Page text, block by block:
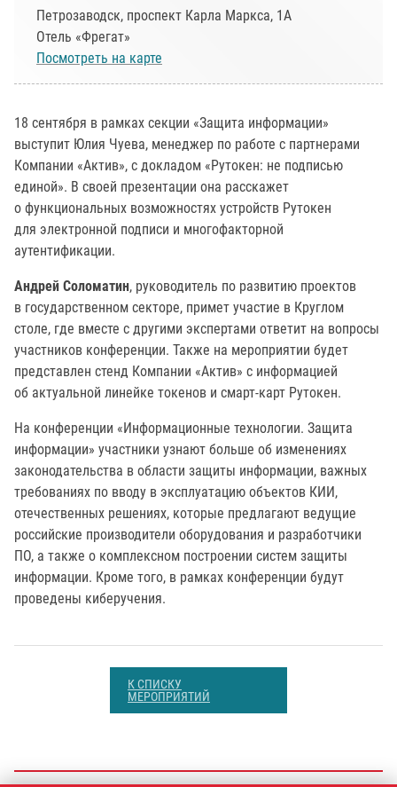
Петрозаводск, проспект Карла Маркса, 1А
Отель «Фрегат»
Посмотреть на карте
18 сентября в рамках секции «Защита информации»
выступит Юлия Чуева, менеджер по работе с партнерами
Компании «Актив», с докладом «Рутокен: не подписью
единой». В своей презентации она расскажет
о функциональных возможностях устройств Рутокен
для электронной подписи и многофакторной
аутентификации.
Андрей Соломатин, руководитель по развитию проектов
в государственном секторе, примет участие в Круглом
столе, где вместе с другими экспертами ответит на вопросы
участников конференции. Также на мероприятии будет
представлен стенд Компании «Актив» с информацией
об актуальной линейке токенов и смарт-карт Рутокен.
На конференции «Информационные технологии. Защита
информации» участники узнают больше об изменениях
законодательства в области защиты информации, важных
требованиях по вводу в эксплуатацию объектов КИИ,
отечественных решениях, которые предлагают ведущие
российские производители оборудования и разработчики
ПО, а также о комплексном построении систем защиты
информации. Кроме того, в рамках конференции будут
проведены киберучения.
К СПИСКУ
МЕРОПРИЯТИЙ